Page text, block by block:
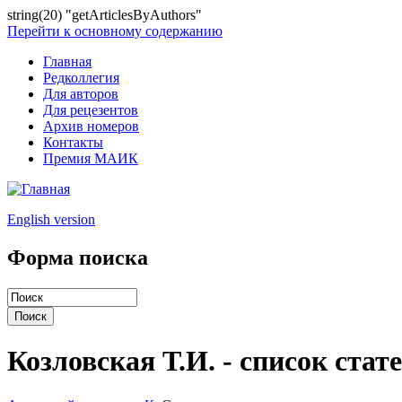
string(20) "getArticlesByAuthors"
Перейти к основному содержанию
Главная
Редколлегия
Для авторов
Для рецезентов
Архив номеров
Контакты
Премия МАИК
English version
Форма поиска
Козловская Т.И. - список